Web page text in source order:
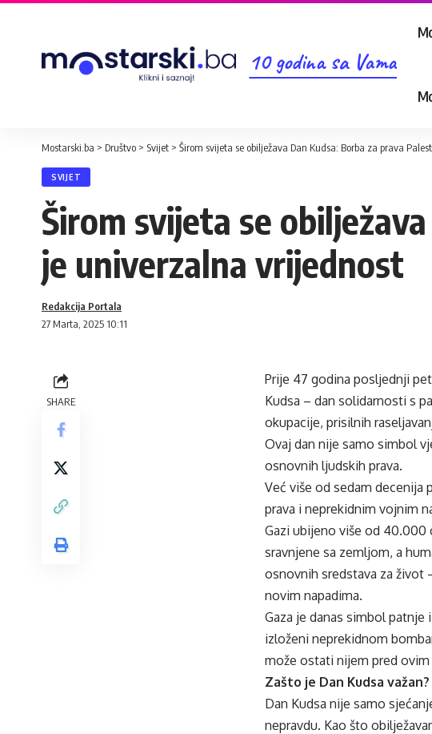
10 godina sa Vama
Mostarski.ba > Društvo > Svijet > Širom svijeta se obilježava Dan Kudsa: Borba za prava
SVIJET
Širom svijeta se
je univerzalna vrijednost
27 Marta, 2025 10:11
Redakcija Portala
SHARE
Prije 47 godina posljednji
Kudsa – dan solidarnosti s
okupacije, prisilnih
Ovaj dan nije samo simbol
osnovnih ljudskih prava.
Već više od sedam
prava i neprekidnim vojnim
Gazi ubijeno više od 40.000
sravnjene sa zemljom, a
osnovnih sredstava za život
novim napadima.
Gaza je danas simbol
izloženi neprekidnom
može ostati nijem pred ovim
Zašto je Dan Kudsa važan?
Dan Kudsa nije samo
nepravdu. Kao što